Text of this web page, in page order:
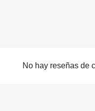
No hay reseñas de